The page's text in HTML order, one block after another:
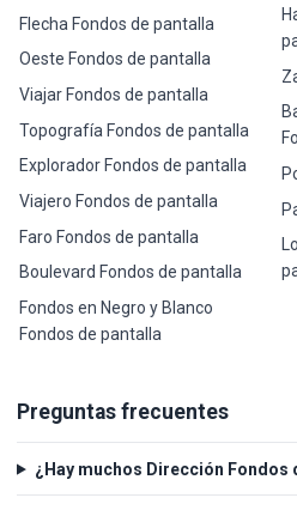
Flecha Fondos de pantalla
Oeste Fondos de pantalla
Viajar Fondos de pantalla
Topografía Fondos de pantalla
Explorador Fondos de pantalla
Viajero Fondos de pantalla
Faro Fondos de pantalla
Boulevard Fondos de pantalla
Fondos en Negro y Blanco
Fondos de pantalla
Preguntas frecuentes
¿Hay muchos Dirección Fondos